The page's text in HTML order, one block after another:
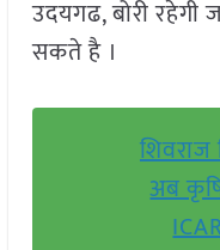
उदयगढ, बोरी रहेगी
सकते है ।
अब